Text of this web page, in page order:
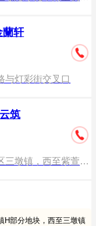
蘭轩
与灯彩街交叉口
筑
至紫萱路，南至吉园街，北至待建地块，东至城市绿地
H部分地块，西至三墩镇